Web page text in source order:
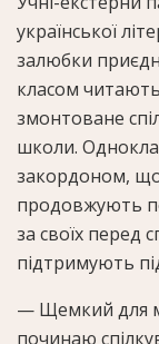
української
залюбки
класом
змонтоване
школи.
закордоном,
продовжують
за своїх перед
підтримують
— Щемкий для
починаю